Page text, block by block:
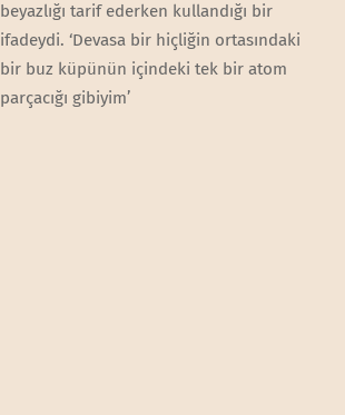
beyazlığı tarif ederken kullandığı bir
ifadeydi. ‘Devasa bir hiçliğin ortasındaki
bir buz küpünün içindeki tek bir atom
parçacığı gibiyim’